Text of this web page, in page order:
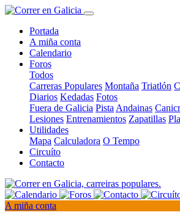
Portada
A miña conta
Calendario
Foros
Todos
Carreras Populares Montaña Triatlón
Diarios Kedadas Fotos
Fuera de Galicia Pista Andainas
Lesiones Entrenamientos Zapatillas
Utilidades
Mapa Calculadora O Tempo
Circuíto
Contacto
A miña conta